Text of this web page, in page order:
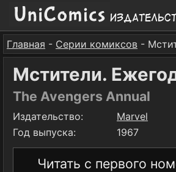
Главная - Серии комиксов -
Мстители.
The Avengers Annual
Издательство:
Marvel
Год выпуска:
1967
Читать с первого